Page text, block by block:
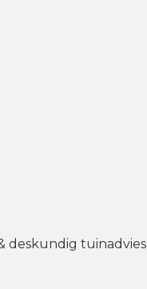
deskundig tuinadvies